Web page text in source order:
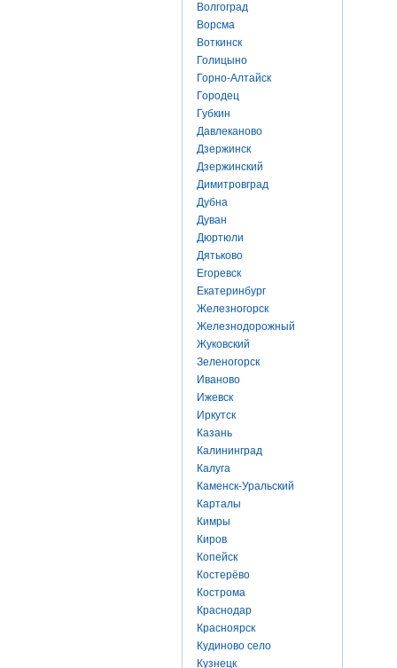
Волгоград
Ворсма
Воткинск
Голицыно
Горно-Алтайск
Городец
Губкин
Давлеканово
Дзержинск
Дзержинский
Димитровград
Дубна
Дуван
Дюртюли
Дятьково
Егоревск
Екатеринбург
Железногорск
Железнодорожный
Жуковский
Зеленогорск
Иваново
Ижевск
Иркутск
Казань
Калининград
Калуга
Каменск-Уральский
Карталы
Кимры
Киров
Копейск
Костерёво
Кострома
Краснодар
Красноярск
Кудиново село
Кузнецк